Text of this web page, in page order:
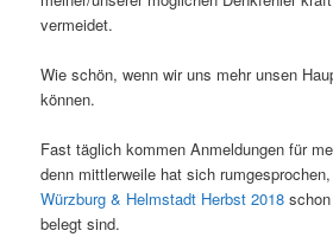
vermeidet.
Wie schön, wenn wir uns mehr unsen
können.
Fast täglich kommen Anmeldungen für
denn mittlerweile hat sich
Würzburg & Helmstadt Herbst 2018
belegt sind.